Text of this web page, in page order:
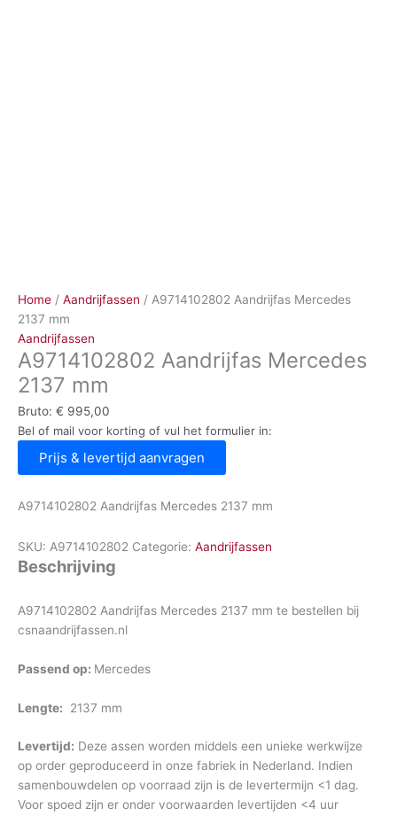
Home / Aandrijfassen / A9714102802 Aandrijfas Mercedes
2137 mm
Aandrijfassen
A9714102802 Aandrijfas Mercedes
2137 mm
Bruto: € 995,00
Bel of mail voor korting of vul het formulier in:
Prijs & levertijd aanvragen
A9714102802 Aandrijfas Mercedes 2137 mm
SKU: A9714102802 Categorie: Aandrijfassen
Beschrijving
A9714102802 Aandrijfas Mercedes 2137 mm te bestellen bij
csnaandrijfassen.nl
Passend op: Mercedes
Lengte: 2137 mm
Levertijd: Deze assen worden middels een unieke werkwijze
op order geproduceerd in onze fabriek in Nederland. Indien
samenbouwdelen op voorraad zijn is de levertermijn <1 dag.
Voor spoed zijn er onder voorwaarden levertijden <4 uur